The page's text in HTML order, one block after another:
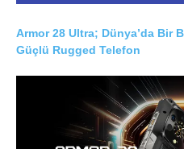
Armor 28 Ultra; Dünya’da Bir
Güçlü Rugged Telefon